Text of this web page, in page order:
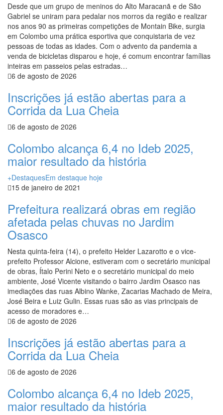
Desde que um grupo de meninos do Alto Maracanã e de São
Gabriel se uniram para pedalar nos morros da região e realizar
nos anos 90 as primeiras competições de Montain Bike, surgia
em Colombo uma prática esportiva que conquistaria de vez
pessoas de todas as idades. Com o advento da pandemia a
venda de bicicletas disparou e hoje, é comum encontrar famílias
inteiras em passeios pelas estradas…
6 de agosto de 2026
Inscrições já estão abertas para a
Corrida da Lua Cheia
6 de agosto de 2026
Colombo alcança 6,4 no Ideb 2025,
maior resultado da história
+DestaquesEm destaque hoje
15 de janeiro de 2021
Prefeitura realizará obras em região
afetada pelas chuvas no Jardim
Osasco
Nesta quinta-feira (14), o prefeito Helder Lazarotto e o vice-
prefeito Professor Alcione, estiveram com o secretário municipal
de obras, Ítalo Perini Neto e o secretário municipal do meio
ambiente, José Vicente visitando o bairro Jardim Osasco nas
imediações das ruas Albino Wanke, Zacarias Machado de Meira,
José Beira e Luiz Gulin. Essas ruas são as vias principais de
acesso de moradores e…
6 de agosto de 2026
Inscrições já estão abertas para a
Corrida da Lua Cheia
6 de agosto de 2026
Colombo alcança 6,4 no Ideb 2025,
maior resultado da história